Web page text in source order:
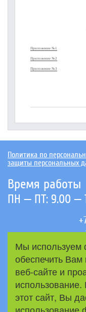
Приложение №1
Приложение №2
Приложение №3
Политика по
защиты персональных
Время работы
ПН — ПТ: 9.00 —
Мы используем
обеспечить
веб-сайте и
этот сайт, Вы